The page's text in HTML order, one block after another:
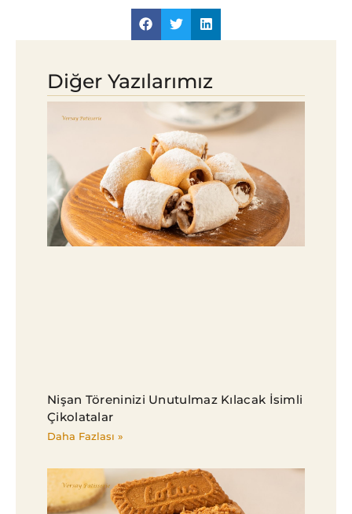
Diğer Yazılarımız
Nişan Töreninizi Unutulmaz Kılacak İsimli
Çikolatalar
Daha Fazlası »